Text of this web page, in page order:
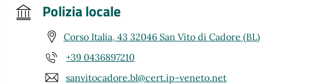
Polizia locale
Corso Italia, 43 32046 San Vito di Cadore (BL)
+39 0436897210
sanvitocadore.bl@cert.ip-veneto.net